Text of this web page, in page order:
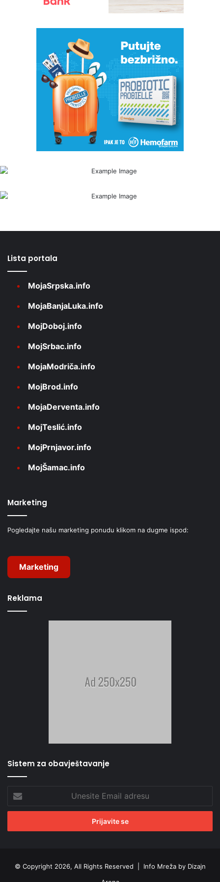
Lista portala
MojaSrpska.info
MojaBanjaLuka.info
MojDoboj.info
MojSrbac.info
MojaModriča.info
MojBrod.info
MojaDerventa.info
MojTeslić.info
MojPrnjavor.info
MojŠamac.info
Marketing
Pogledajte našu marketing ponudu klikom na dugme ispod:
Marketing
Reklama
Sistem za obavještavanje
Unesite
Email
adresu
© Copyright 2026, All Rights Reserved | Info Mreža by Dizajn